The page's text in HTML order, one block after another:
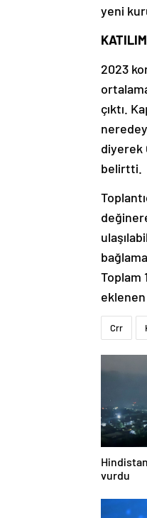
yeni
2023
çıktı.
diyerek
belirtti.
Toplam
Crr
vurdu